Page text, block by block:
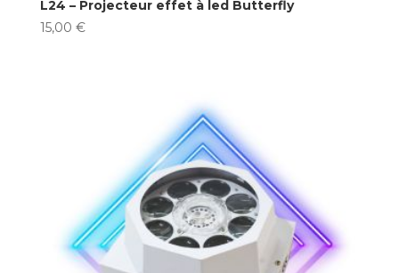
L24 – Projecteur effet à led Butterfly
15,00 €